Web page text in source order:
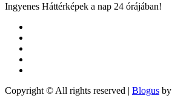
Ingyenes Háttérképek a nap 24 órájában!
Copyright © All rights reserved | Blogus by